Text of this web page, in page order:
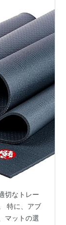
切なトレー
特に、アブ
マットの選